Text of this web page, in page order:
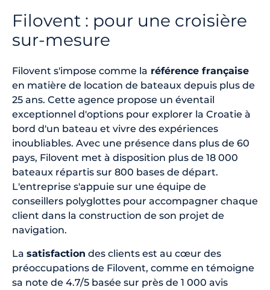
Filovent : pour une croisière
sur-mesure
Filovent s'impose comme la référence française
en matière de location de bateaux depuis plus de
25 ans. Cette agence propose un éventail
exceptionnel d'options pour explorer la Croatie à
bord d'un bateau et vivre des expériences
inoubliables. Avec une présence dans plus de 60
pays, Filovent met à disposition plus de 18 000
bateaux répartis sur 800 bases de départ.
L'entreprise s'appuie sur une équipe de
conseillers polyglottes pour accompagner chaque
client dans la construction de son projet de
navigation.
La satisfaction des clients est au cœur des
préoccupations de Filovent, comme en témoigne
sa note de 4.7/5 basée sur près de 1 000 avis